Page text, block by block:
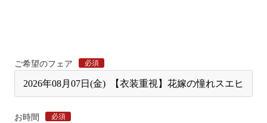
ご希望のフェア 必須
お時間 必須